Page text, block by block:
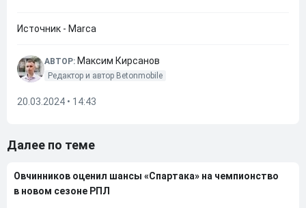
Источник - Marca
АВТОР: Максим Кирсанов
Редактор и автор Betonmobile
20.03.2024 • 14:43
Далее по теме
Овчинников оценил шансы «Спартака» на чемпионство
в новом сезоне РПЛ